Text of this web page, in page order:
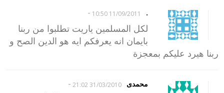
.
11/09/2011 10:50
-
لكل المسلمين ياريت تطلبوا من ربنا
بايمان انه يعرفكم ايه هو الدين الصح و
ربنا هيرد عليكم بمعجزة
محمدى 31/03/2010 21:02
-